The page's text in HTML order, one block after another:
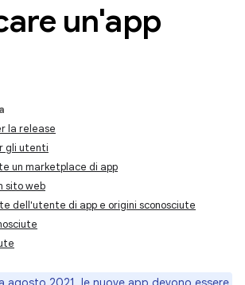
un'app
la release
gli utenti
un marketplace di app
sito web
dell'utente di app e origini sconosciute